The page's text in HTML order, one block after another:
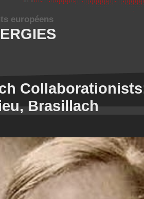
européens
Brasillach